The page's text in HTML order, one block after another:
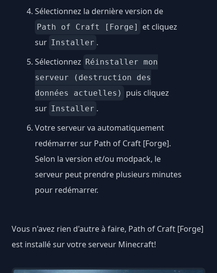
Sélectionnez la dernière version de
Path of Craft [Forge]
et cliquez
sur Installer .
Sélectionnez Réinstaller mon
serveur (destruction des
données actuelles)
puis cliquez
sur Installer .
Votre serveur va automatiquement
redémarrer sur Path of Craft [Forge].
Selon la version et/ou modpack, le
serveur peut prendre plusieurs minutes
pour redémarrer.
Vous n'avez rien d'autre à faire, Path of Craft [Forge]
est installé sur votre serveur Minecraft!